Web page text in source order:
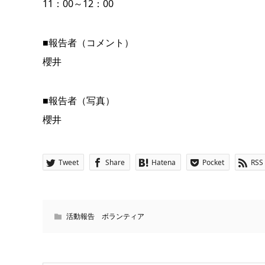
11：00～12：00
■報告者（コメント）
櫻井
■報告者（写真）
櫻井
Tweet Share Hatena Pocket RSS
活動報告 ボランティア